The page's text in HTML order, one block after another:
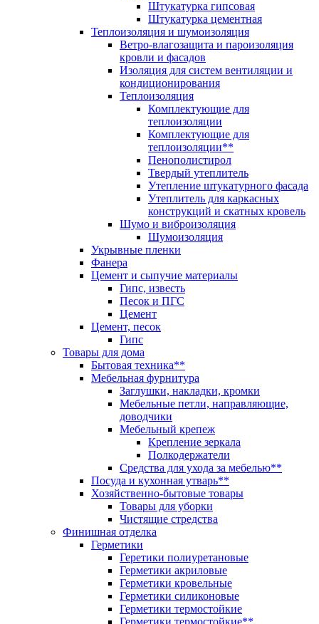
Штукатурка гипсовая
Штукатурка цементная
Теплоизоляция и шумоизоляция
Ветро-влагозащита и пароизоляция
кровли и фасадов
Изоляция для систем вентиляции и
кондиционирования
Теплоизоляция
Комплектующие для
теплоизоляции
Комплектующие для
теплоизоляции**
Пенополистирол
Твердый утеплитель
Утепление штукатурного фасада
Утеплитель для каркасных
конструкций и скатных кровель
Шумо и виброизоляция
Шумоизоляция
Укрывные пленки
Фанера
Цемент и сыпучие материалы
Гипс, известь
Песок и ПГС
Цемент
Цемент, песок
Гипс
Товары для дома
Бытовая техника**
Мебельная фурнитура
Заглушки, накладки, кромки
Мебельные петли, направляющие,
доводчики
Мебельный крепеж
Крепление зеркала
Полкодержатели
Средства для ухода за мебелью**
Посуда и кухонная утварь**
Хозяйственно-бытовые товары
Товары для уборки
Чистящие стредства
Финишная отделка
Герметики
Геретики полиуретановые
Герметики акриловые
Герметики кровельные
Герметики силиконовые
Герметики термостойкие
Герметики термостойкие**